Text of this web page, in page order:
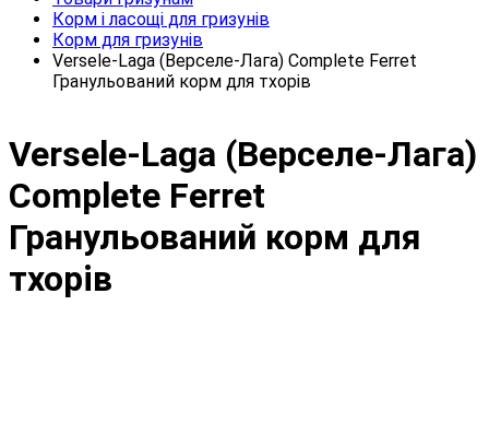
Корм і ласощі для гризунів
Корм для гризунів
Versele-Laga (Верселе-Лага) Complete Ferret
Гранульований корм для тхорів
Versele-Laga (Верселе-Лага)
Complete Ferret
Гранульований корм для
тхорів